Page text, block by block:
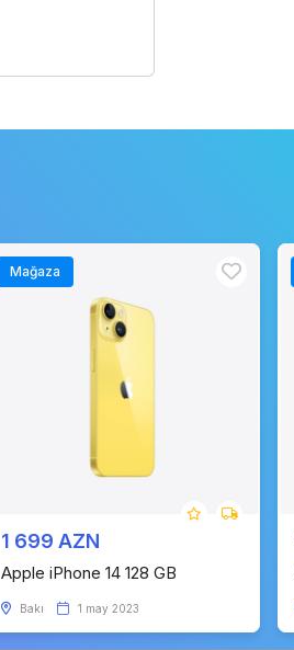
Mağaza
1 699 AZN
Apple iPhone 14 128 GB
Bakı 1 may 2023